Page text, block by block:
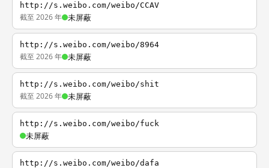
http://s.weibo.com/weibo/CCAV
截至 2026 年 未屏蔽
http://s.weibo.com/weibo/8964
截至 2026 年 未屏蔽
http://s.weibo.com/weibo/shit
截至 2026 年 未屏蔽
http://s.weibo.com/weibo/fuck
未屏蔽
http://s.weibo.com/weibo/dafa